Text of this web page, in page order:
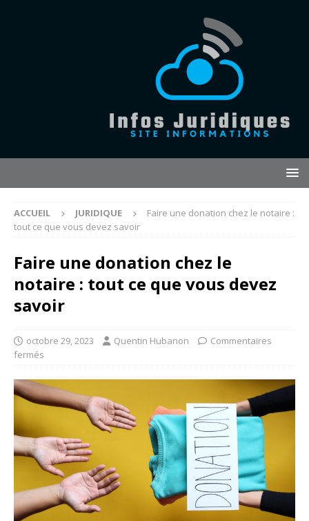
ACCUEIL JURIDIQUE
Faire une donation chez le notaire :
tout ce que vous devez savoir
Faire une donation chez le
notaire : tout ce que vous devez
savoir
octobre 29, 2023 Quentin Hubanon
Commentaires
fermés